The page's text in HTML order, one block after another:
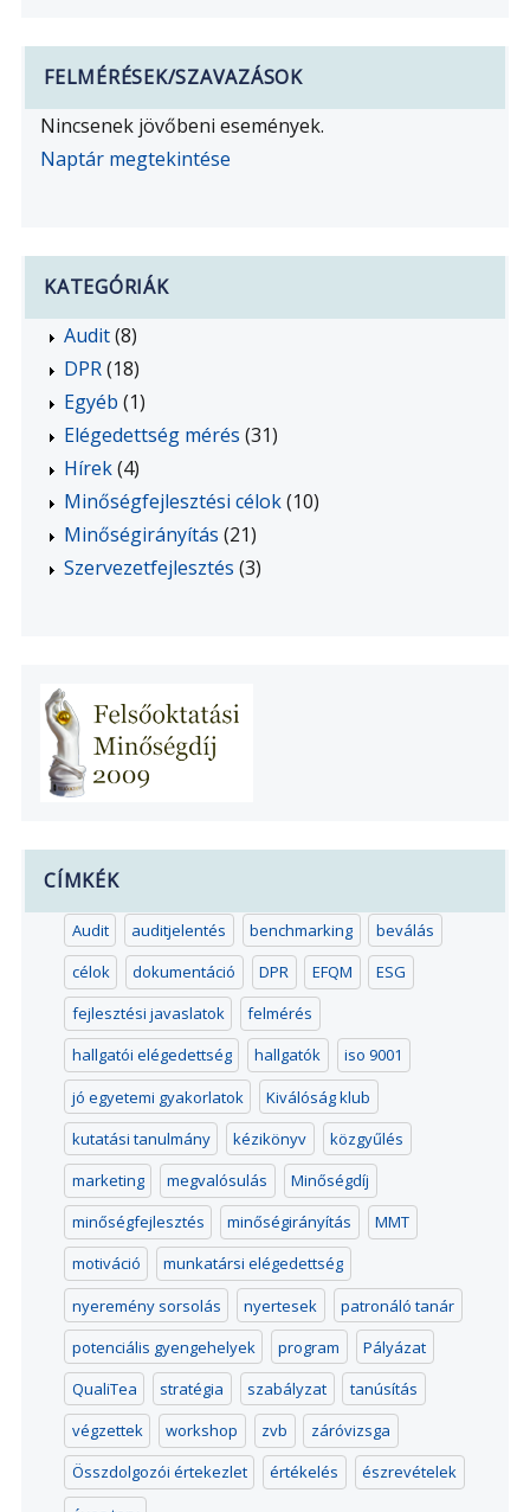
FELMÉRÉSEK/SZAVAZÁSOK
Nincsenek jövőbeni események.
Naptár megtekintése
KATEGÓRIÁK
Audit(8)
DPR(18)
Egyéb (1)
Elégedettség mérés (31)
Hírek(4)
Minőségfejlesztési célok(10)
Minőségirányítás (21)
Szervezetfejlesztés (3)
CÍMKÉK
Audit auditjelentés benchmarking
beválás
célok
dokumentáció DPR EFQM
ESG
fejlesztési javaslatok
felmérés
hallgatói elégedettség
hallgatók
iso 9001
jó egyetemi gyakorlatok
Kiválóság klub
kutatási tanulmány
kézikönyv
közgyűlés
marketing
megvalósulás
Minőségdíj
minőségfejlesztés
minőségirányítás
MMT
motiváció
munkatársi elégedettség
nyeremény sorsolás
nyertesek
patronáló tanár
potenciális gyengehelyek
program
Pályázat
QualiTea
stratégia szabályzat
tanúsítás
végzettek
workshop zvb
záróvizsga
Összdolgozói értekezlet
értékelés
észrevételek